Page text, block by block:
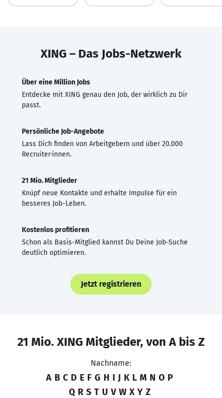
XING – Das Jobs-Netzwerk
Über eine Million Jobs
Entdecke mit XING genau den Job, der wirklich zu Dir
passt.
Persönliche Job-Angebote
Lass Dich finden von Arbeitgebern und über 20.000
Recruiter·innen.
21 Mio. Mitglieder
Knüpf neue Kontakte und erhalte Impulse für ein
besseres Job-Leben.
Kostenlos profitieren
Schon als Basis-Mitglied kannst Du Deine Job-Suche
deutlich optimieren.
Jetzt registrieren
21 Mio. XING Mitglieder, von A bis Z
Nachname:
A B C D E F G H I J K L M N O P
Q R S T U V W X Y Z